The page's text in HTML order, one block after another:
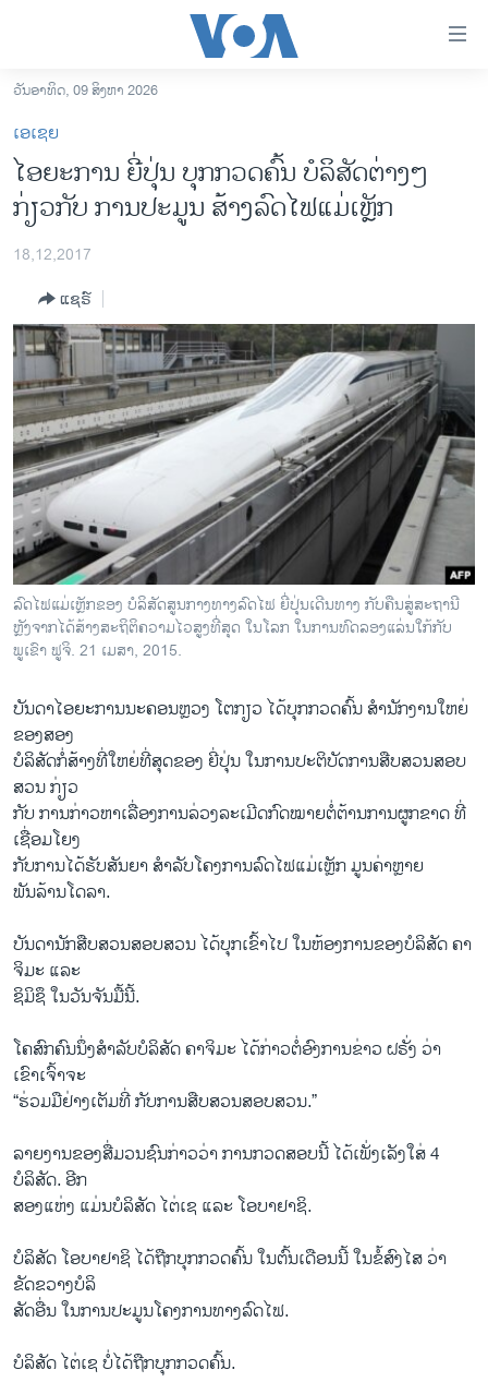
ເຂົ້າ
ຫາ
ຂ້າມ
ຂ້າມ
ຂ້າມ
ຫາ
ອາເມຣິກາ
ການເລືອກຕັ້ງ ປະທານາທີບໍດີ ສະຫະລັດ 2024
ຂ່າວ​ຈີນ
ໂລກ
ເອເຊຍ
ອິດສະຫຼະພາບດ້ານການຂ່າວ
ຊີວິດຊາວລາວ
ຊຸມຊົນຊາວລາວ
ວິທະຍາສາດ-ເທັກໂນໂລຈີ
ທຸລະກິດ
ພາສາອັງກິດ
ວີດີໂອ
ສຽງ
ລາຍການກະຈາຍສຽງ
ລາຍງານ
ຕິດຕາມພວກເຮົາ ທີ່
ພາສາຕ່າງໆ
ວັນອາທິດ, 09 ສິງຫາ 2026
ເອເຊຍ
ໄອຍະການ ຍີ່ປຸ່ນ ບຸກກວດຄົ້ນ ບໍລິສັດຕ່າງໆ
ກ່ຽວກັບ ການປະມູນ ສ້າງລົດໄຟແມ່ເຫຼັກ
18,12,2017
ແຊຣ໌
ລົດໄຟແມ່ເຫຼັກຂອງ ບໍລິສັດສູນກາງທາງລົດໄຟ ຍີ່ປຸ່ນເດີນທາງ ກັບຄືນສູ່ສະຖານີ
ຫຼັງຈາກໄດ້ສ້າງສະຖິຕິຄວາມໄວສູງທີ່ສຸດ ໃນໂລກ ໃນການທົດລອງແລ່ນໃກ້ກັບ
ພູເຂົາ ຟູຈິ. 21 ເມສາ, 2015.
ບັນດາໄອຍະການນະຄອນຫຼວງ ໂຕກຽວ ໄດ້ບຸກກວດຄົ້ນ ສຳນັກງານໃຫຍ່
ຂອງສອງ
ບໍລິສັດກໍ່ສ້າງທີ່ໃຫຍ່ທີ່ສຸດຂອງ ຍີ່ປຸ່ນ ໃນການປະຕິບັດການສືບສວນສອບ
ສວນ ກ່ຽວ
ກັບ ການກ່າວຫາເລື່ອງການລ່ວງລະເມີດກົດໝາຍຕໍ່ຕ້ານການຜູກຂາດ ທີ່
ເຊື່ອມໂຍງ
ກັບການໄດ້ຮັບສັນຍາ ສຳລັບໂຄງການລົດໄຟແມ່ເຫຼັກ ມູນຄ່າຫຼາຍ
ພັນລ້ານໂດລາ.
ບັນດານັກສືບສວນສອບສວນ ໄດ້ບຸກເຂົ້າໄປ ໃນຫ້ອງການຂອງບໍລິສັດ ຄາ
ຈິມະ ແລະ
ຊິມິຊຶ ໃນວັນຈັນມື້ນີ້.
ໂຄສົກຄົນນຶ່ງສຳລັບບໍລິສັດ ຄາຈິມະ ໄດ້ກ່າວຕໍ່ອົງການຂ່າວ ຝຣັ່ງ ວ່າ
ເຂົາເຈົ້າຈະ
“ຮ່ວມມືຢ່າງເຕັມທີ່ ກັບການສືບສວນສອບສວນ.”
ລາຍງານຂອງສື່ມວນຊົນກ່າວວ່າ ການກວດສອບນີ້ ໄດ້ເພັ່ງເລັງໃສ່ 4
ບໍລິສັດ. ອີກ
ສອງແຫ່ງ ແມ່ນບໍລິສັດ ໄຕ່ເຊ ແລະ ໂອບາຢາຊິ.
ບໍລິສັດ ໂອບາຢາຊິ ໄດ້ຖືກບຸກກວດຄົ້ນ ໃນຕົ້ນເດືອນນີ້ ໃນຂໍ້ສົງໄສ ວ່າ
ຂັດຂວາງບໍລິ
ສັດອື່ນ ໃນການປະມູນໂຄງການທາງລົດໄຟ.
ບໍລິສັດ ໄຕ່ເຊ ບໍ່ໄດ້ຖືກບຸກກວດຄົ້ນ.